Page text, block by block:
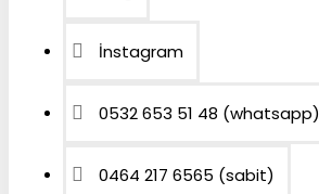
İnstagram
0532 653 51 48 (whatsapp)
0464 217 6565 (sabit)